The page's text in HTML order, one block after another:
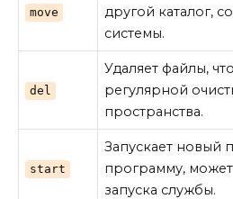
move
другой каталог,
системы.
del
Удаляет файлы,
регулярной
пространства.
start
Запускает новый
программу, может
запуска службы.